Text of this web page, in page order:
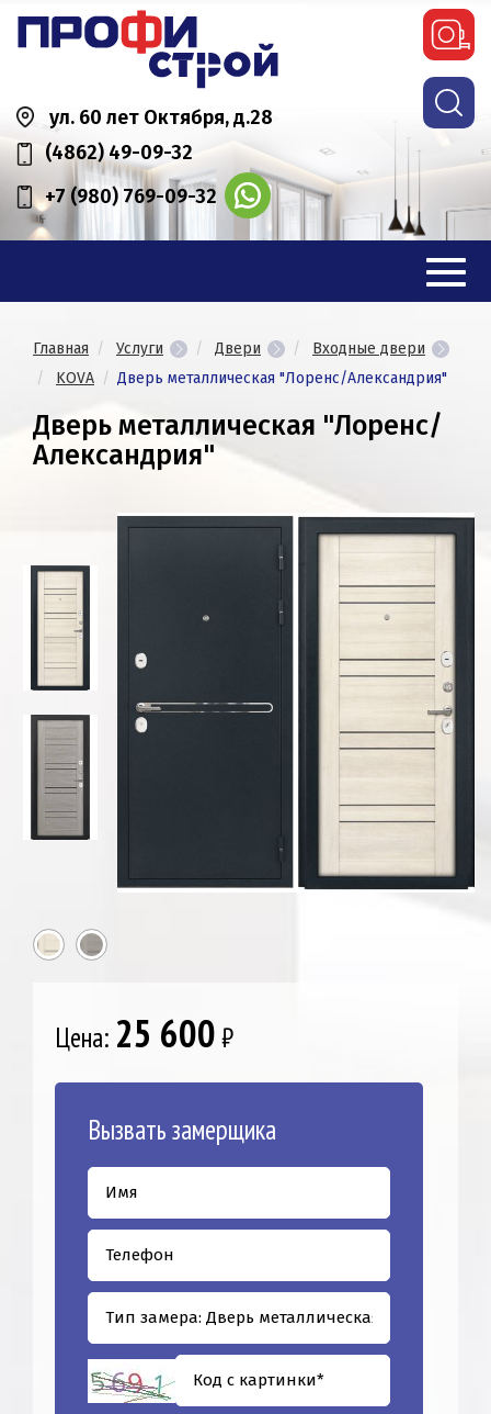
ул. 60 лет Октября, д.28
(4862) 49-09-32
+7 (980) 769-09-32
Главная Услуги Двери
Входные двери
KOVA
Дверь металлическая "Лоренс/Александрия"
Дверь металлическая "Лоренс/
Александрия"
Цена: 25 600₽
Вызвать замерщика